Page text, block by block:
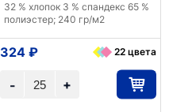
32 % хлопок 3 % спандекс 65 %
полиэстер; 240 гр/м2
+
-
324 ₽ 22 цвета